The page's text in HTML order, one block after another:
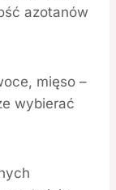
azotanów
mięso –
wybierać